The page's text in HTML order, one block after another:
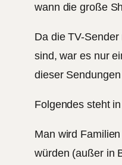
wann die große
Da die TV-
sind, war es nur
dieser
Folgendes steht
Man wird
würden (außer in